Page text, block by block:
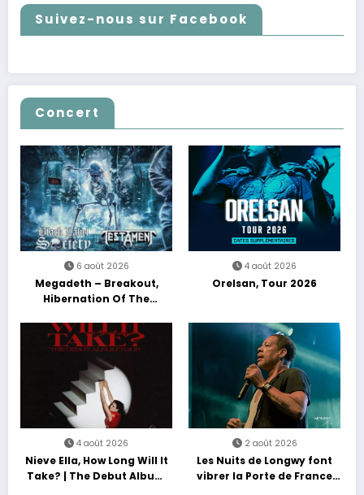
Suivez-nous sur Facebook
Concert
6 août 2026
Megadeth – Breakout,
Hibernation Of The
4 août 2026
Orelsan, Tour 2026
4 août 2026
Nieve Ella, How Long Will It
Take? | The Debut Album
2 août 2026
Les Nuits de Longwy font
vibrer la Porte de France